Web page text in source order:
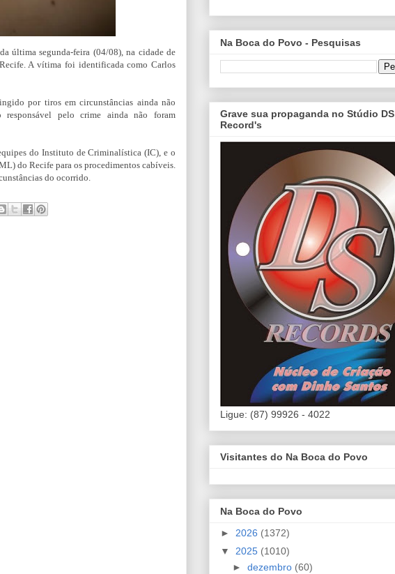
última segunda-feira (04/08), na cidade de
A vítima foi identificada como Carlos
por tiros em circunstâncias ainda não
responsável pelo crime ainda não foram
do Instituto de Criminalística (IC), e o
do Recife para os procedimentos cabíveis.
do ocorrido.
Na Boca do Povo - Pesquisas
Grave sua propaganda no Stúdio DS
Record's
Ligue: (87) 99926 - 4022
Visitantes do Na Boca do Povo
Na Boca do Povo
► 2026 (1372)
▼ 2025 (1010)
► dezembro (60)